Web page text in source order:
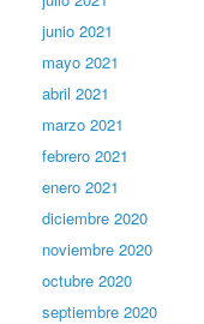
junio 2021
mayo 2021
abril 2021
marzo 2021
febrero 2021
enero 2021
diciembre 2020
noviembre 2020
octubre 2020
septiembre 2020